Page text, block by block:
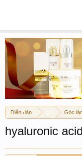
Diễn đàn Góc
hyaluronic